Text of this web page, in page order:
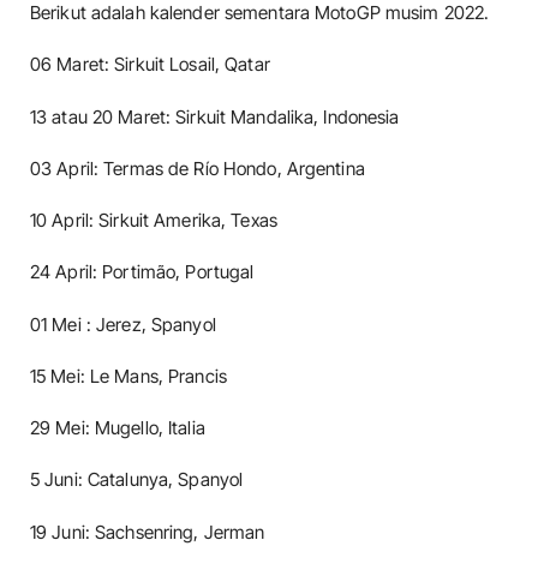
Berikut adalah kalender sementara MotoGP musim 2022.
06 Maret: Sirkuit Losail, Qatar
13 atau 20 Maret: Sirkuit Mandalika, Indonesia
03 April: Termas de Río Hondo, Argentina
10 April: Sirkuit Amerika, Texas
24 April: Portimão, Portugal
01 Mei : Jerez, Spanyol
15 Mei: Le Mans, Prancis
29 Mei: Mugello, Italia
5 Juni: Catalunya, Spanyol
19 Juni: Sachsenring, Jerman